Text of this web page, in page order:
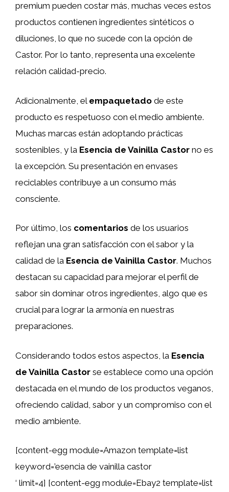
premium pueden costar más, muchas veces estos
productos contienen ingredientes sintéticos o
diluciones, lo que no sucede con la opción de
Castor. Por lo tanto, representa una excelente
relación calidad-precio.
Adicionalmente, el empaquetado de este
producto es respetuoso con el medio ambiente.
Muchas marcas están adoptando prácticas
sostenibles, y la Esencia de Vainilla Castor no es
la excepción. Su presentación en envases
reciclables contribuye a un consumo más
consciente.
Por último, los comentarios de los usuarios
reflejan una gran satisfacción con el sabor y la
calidad de la Esencia de Vainilla Castor. Muchos
destacan su capacidad para mejorar el perfil de
sabor sin dominar otros ingredientes, algo que es
crucial para lograr la armonía en nuestras
preparaciones.
Considerando todos estos aspectos, la Esencia
de Vainilla Castor se establece como una opción
destacada en el mundo de los productos veganos,
ofreciendo calidad, sabor y un compromiso con el
medio ambiente.
[content-egg module=Amazon template=list
keyword=’esencia de vainilla castor
‘ limit=4] [content-egg module=Ebay2 template=list